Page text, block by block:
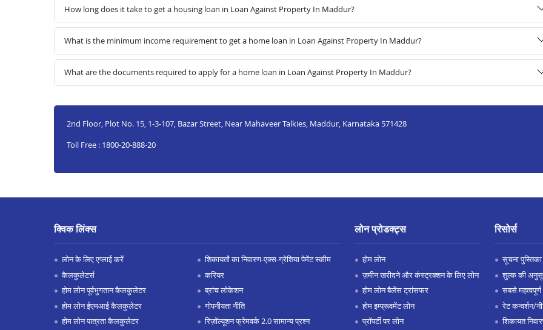
How long does it take to get a housing loan in Loan Against Property In Maddur?
What is the minimum income requirement to get a home loan in Loan Against Property In Maddur?
What are the documents required to apply for a home loan in Loan Against Property In Maddur?
2nd Floor, Plot No. 15, 1-3-107, Bazar Street, Near Mahaveer Talkies, Maddur, Karnataka 571428
Toll Free : 1800-20-888-20
क्विक लिंक्स
लोन के लिए एप्लाई करें
कैलकुलेटर्स
होम लोन पूर्वभुगतान कैलकुलेटर
होम लोन ईएमआई कैलकुलेटर
होम लोन पात्रता कैलकुलेटर
शिकायतों का निवारण-एक्स-ग्रेशिया पेमेंट स्कीम
करियर
ब्रांच लोकेशन
गोपनीयता नीति
रिज़ॉल्यूशन फ्रेमवर्क 2.0 सामान्य प्रश्न
लोन प्रोडक्ट्स
होम लोन
ज़मीन खरीदने और कंस्ट्रक्शन के लिए लोन
होम लोन बैलेंस ट्रांसफर
होम इम्प्रूवमेंट लोन
प्रॉपर्टी पर लोन
रिसोर्स
सूचना पुस्तिका
शुल्क की
सबसे महत्वपूर्ण
रेट कन्वर्शन/
शिकायत